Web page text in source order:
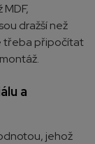
dražší než
třeba připočítat
a
jehož